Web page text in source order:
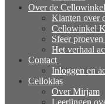
Over de Cellowinkel
Klanten over
Cellowinkel
Sfeer
Het verhaal
Contact
Inloggen en
Celloklas
Over Mirjam
Leerlingen